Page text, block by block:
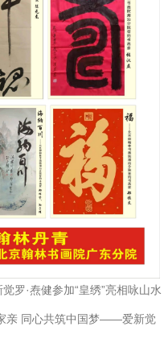
罗·焘健参加“皇绣”亮相咏山水
亲 同心共筑中国梦——爱新觉